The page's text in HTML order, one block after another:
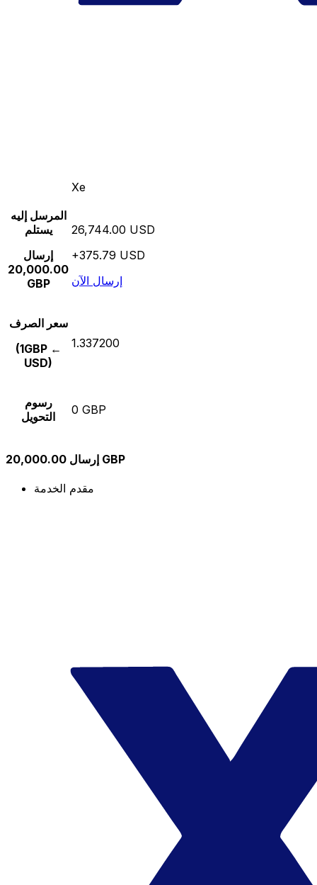
Xe
المرسل إليه
يستلم
إرسال
20,000.00
GBP
26,744.00 USD
+375.79 USD
إرسال الآن
سعر الصرف
(1GBP ←
USD)
1.337200
رسوم
التحويل
0 GBP
إرسال 20,000.00 GBP
مقدم الخدمة